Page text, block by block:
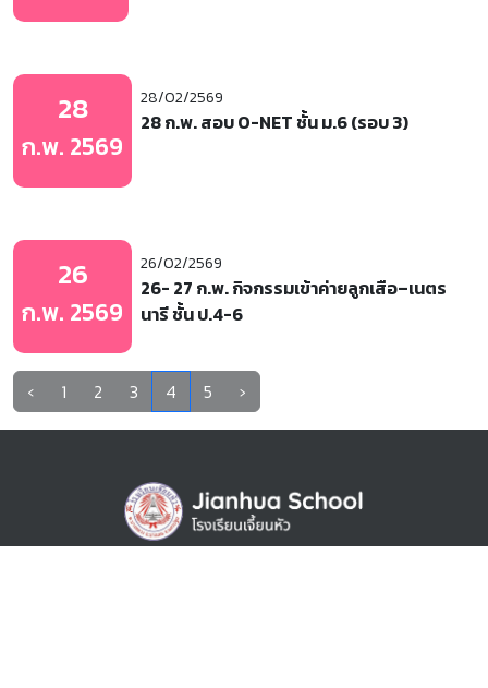
28
ก.พ. 2569
28/02/2569
28 ก.พ. สอบ O-NET ชั้น ม.6 (รอบ 3)
26
ก.พ. 2569
26/02/2569
26- 27 ก.พ. กิจกรรมเข้าค่ายลูกเสือ–เนตร
นารี ชั้น ป.4-6
‹ 1 2 3 4 5 ›